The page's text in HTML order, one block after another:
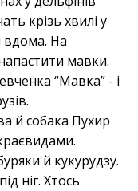
крізь хвилі у
вдома. На
мавки.
“Мавка” - і
й собака Пухир
й кукурудзу.
ніг. Хтось